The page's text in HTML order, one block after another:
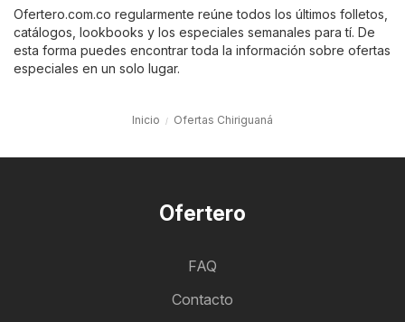
Ofertero.com.co regularmente reúne todos los últimos folletos,
catálogos, lookbooks y los especiales semanales para tí. De
esta forma puedes encontrar toda la información sobre ofertas
especiales en un solo lugar.
Inicio Ofertas Chiriguaná
Ofertero
FAQ
Contacto